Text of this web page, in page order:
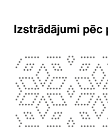
Izstrādājumi pēc